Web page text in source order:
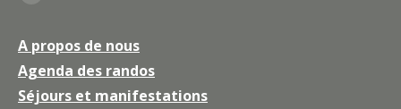
Facebook
s'ouvre
dans
A propos de nous
Agenda des randos
Séjours et manifestations